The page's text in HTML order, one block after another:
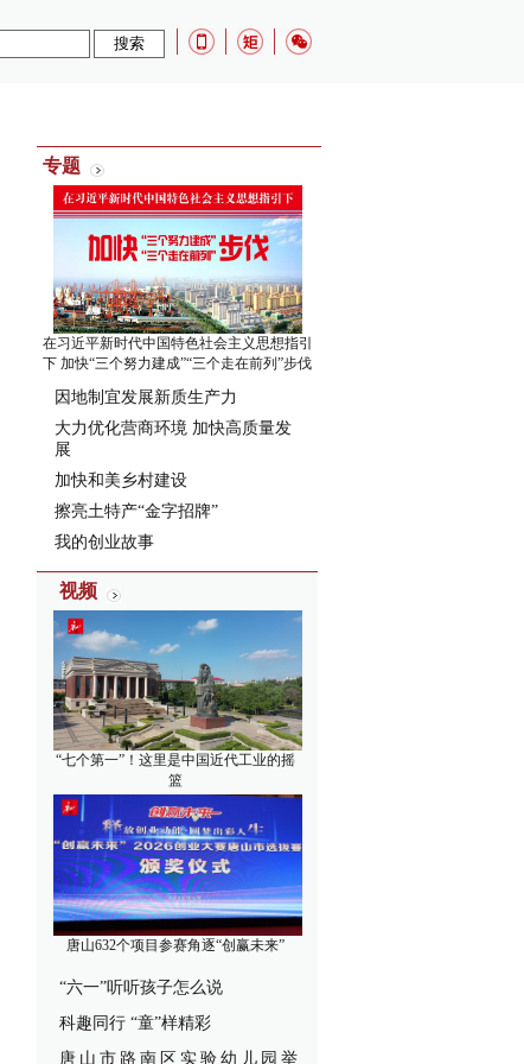
专题
在习近平新时代中国特色社会主义思想指引
下 加快“三个努力建成”“三个走在前列”步伐
因地制宜发展新质生产力
大力优化营商环境 加快高质量发
展
加快和美乡村建设
擦亮土特产“金字招牌”
我的创业故事
视频
“七个第一”！这里是中国近代工业的摇
篮
唐山632个项目参赛角逐“创赢未来”
“六一”听听孩子怎么说
科趣同行 “童”样精彩
唐山市路南区实验幼儿园举